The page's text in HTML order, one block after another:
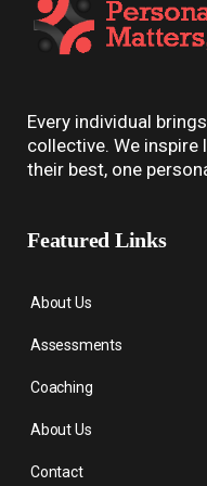
Every individual
collective. We inspire
their best, one
Featured Links
About Us
Assessments
Coaching
About Us
Contact